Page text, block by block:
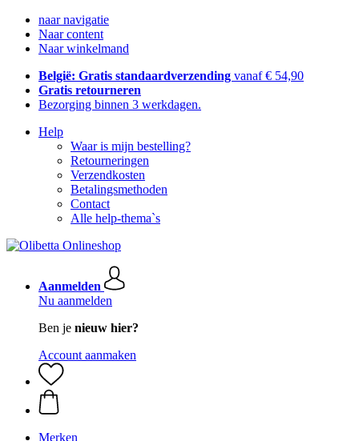
naar navigatie
Naar content
Naar winkelmand
België: Gratis standaardverzending vanaf € 54,90
Gratis retourneren
Bezorging binnen 3 werkdagen.
Help
Waar is mijn bestelling?
Retourneringen
Verzendkosten
Betalingsmethoden
Contact
Alle help-thema`s
Aanmelden
Nu aanmelden
Ben je nieuw hier?
Account aanmaken
Merken